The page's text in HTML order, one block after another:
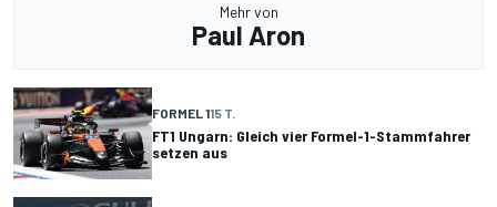
Mehr von
Paul Aron
FORMEL 115 T.
FT1 Ungarn: Gleich vier Formel-1-Stammfahrer
setzen aus